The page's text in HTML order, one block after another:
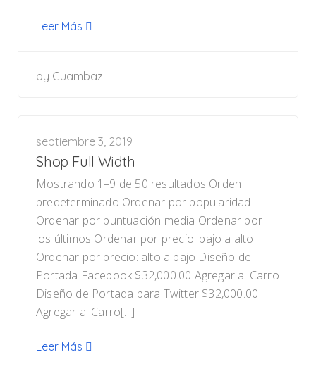
Leer Más
by Cuambaz
septiembre 3, 2019
Shop Full Width
Mostrando 1–9 de 50 resultados Orden
predeterminado Ordenar por popularidad
Ordenar por puntuación media Ordenar por
los últimos Ordenar por precio: bajo a alto
Ordenar por precio: alto a bajo Diseño de
Portada Facebook $32,000.00 Agregar al Carro
Diseño de Portada para Twitter $32,000.00
Agregar al Carro[...]
Leer Más